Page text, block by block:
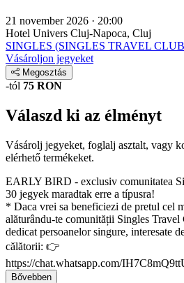
21 november 2026 · 20:00
Hotel Univers Cluj-Napoca, Cluj
SINGLES (SINGLES TRAVEL
Vásároljon jegyeket
Megosztás
-tól 75 RON
Válaszd ki az élményt
Vásárolj jegyeket, foglalj asztalt, vagy
elérhető termékeket.
EARLY BIRD - exclusiv comunitatea
30 jegyek maradtak erre a típusra!
* Daca vrei sa beneficiezi de pretul cel
alăturându-te comunității Singles Travel
dedicat persoanelor singure, interesate
călătorii: 👉
https://chat.whatsapp.com/
Bővebben